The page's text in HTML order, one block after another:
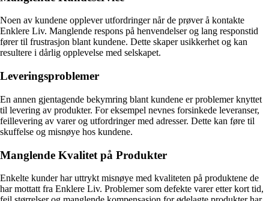
Noen av kundene opplever utfordringer når de prøver å kontakte
Enklere Liv. Manglende respons på henvendelser og lang responstid
fører til frustrasjon blant kundene. Dette skaper usikkerhet og kan
resultere i dårlig opplevelse med selskapet.
Leveringsproblemer
En annen gjentagende bekymring blant kundene er problemer knyttet
til levering av produkter. For eksempel nevnes forsinkede leveranser,
feillevering av varer og utfordringer med adresser. Dette kan føre til
skuffelse og misnøye hos kundene.
Manglende Kvalitet på Produkter
Enkelte kunder har uttrykt misnøye med kvaliteten på produktene de
har mottatt fra Enklere Liv. Problemer som defekte varer etter kort tid,